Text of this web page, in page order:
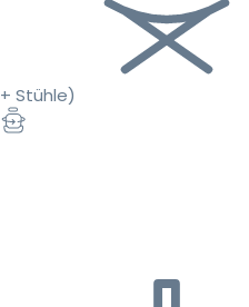
+ Stühle)